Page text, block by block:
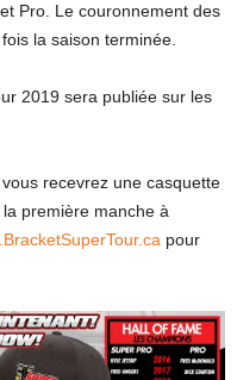
Pro. Le couronnement des
la saison terminée.
2019 sera publiée sur les
recevrez une casquette
première manche à
pour